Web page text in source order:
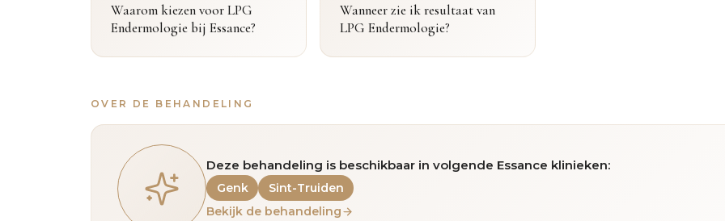
Waarom kiezen voor LPG
Endermologie bij Essance?
Wanneer zie ik resultaat van
LPG Endermologie?
OVER DE BEHANDELING
Deze behandeling is beschikbaar in volgende Essance klinieken:
Genk
Sint-Truiden
Bekijk de behandeling